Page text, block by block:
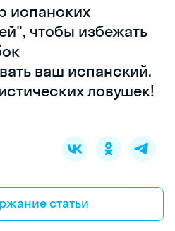
испанских
чтобы избежать
ваш испанский.
ловушек!
статьи